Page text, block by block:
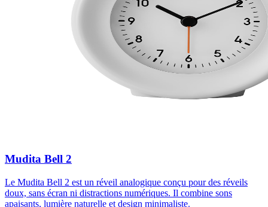
Mudita Bell 2
Le Mudita Bell 2 est un réveil analogique conçu pour des réveils
doux, sans écran ni distractions numériques. Il combine sons
apaisants, lumière naturelle et design minimaliste.